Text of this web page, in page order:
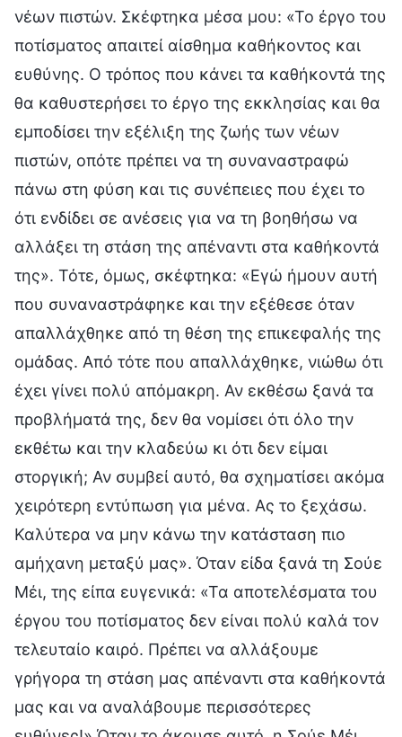
νέων πιστών. Σκέφτηκα μέσα μου: «Το έργο του
ποτίσματος απαιτεί αίσθημα καθήκοντος και
ευθύνης. Ο τρόπος που κάνει τα καθήκοντά της
θα καθυστερήσει το έργο της εκκλησίας και θα
εμποδίσει την εξέλιξη της ζωής των νέων
πιστών, οπότε πρέπει να τη συναναστραφώ
πάνω στη φύση και τις συνέπειες που έχει το
ότι ενδίδει σε ανέσεις για να τη βοηθήσω να
αλλάξει τη στάση της απέναντι στα καθήκοντά
της». Τότε, όμως, σκέφτηκα: «Εγώ ήμουν αυτή
που συναναστράφηκε και την εξέθεσε όταν
απαλλάχθηκε από τη θέση της επικεφαλής της
ομάδας. Από τότε που απαλλάχθηκε, νιώθω ότι
έχει γίνει πολύ απόμακρη. Αν εκθέσω ξανά τα
προβλήματά της, δεν θα νομίσει ότι όλο την
εκθέτω και την κλαδεύω κι ότι δεν είμαι
στοργική; Αν συμβεί αυτό, θα σχηματίσει ακόμα
χειρότερη εντύπωση για μένα. Ας το ξεχάσω.
Καλύτερα να μην κάνω την κατάσταση πιο
αμήχανη μεταξύ μας». Όταν είδα ξανά τη Σούε
Μέι, της είπα ευγενικά: «Τα αποτελέσματα του
έργου του ποτίσματος δεν είναι πολύ καλά τον
τελευταίο καιρό. Πρέπει να αλλάξουμε
γρήγορα τη στάση μας απέναντι στα καθήκοντά
μας και να αναλάβουμε περισσότερες